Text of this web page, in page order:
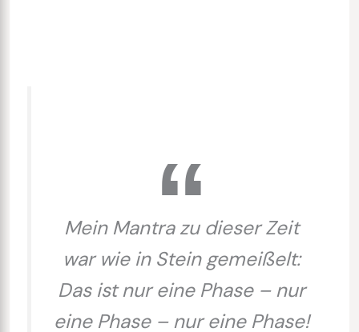
Mein Mantra zu dieser Zeit
war wie in Stein gemeißelt:
Das ist nur eine Phase – nur
eine Phase – nur eine Phase!